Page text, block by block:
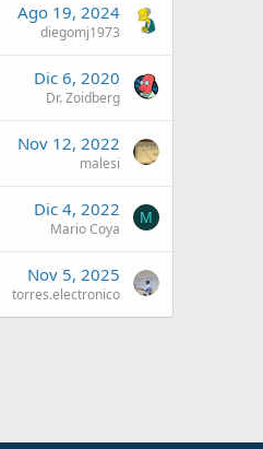
Ago 19, 2024
diegomj1973
Dic 6, 2020
Dr. Zoidberg
Nov 12, 2022
malesi
Dic 4, 2022
Mario Coya
M
Nov 5, 2025
torres.electronico